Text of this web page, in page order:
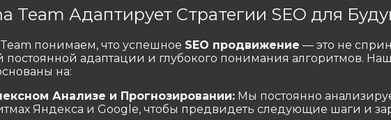
Team Адаптирует Стратегии SEO для
понимаем, что успешное SEO продвижение — это не
адаптации и глубокого понимания алгоритмов. Наш
на:
Анализе и Прогнозировании: Мы постоянно
Яндекса и Google, чтобы предвидеть следующие шаги и